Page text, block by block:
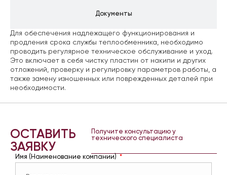
Документы
Для обеспечения надлежащего функционирования и
продления срока службы теплообменника, необходимо
проводить регулярное техническое обслуживание и уход.
Это включает в себя чистку пластин от накипи и других
отложений, проверку и регулировку параметров работы, а
также замену изношенных или поврежденных деталей при
необходимости.
ОСТАВИТЬ
ЗАЯВКУ
Получите консультацию у
технического специалиста
Имя (Наименование компании)